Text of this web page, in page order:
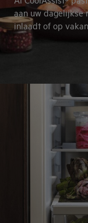
aan uw dagelijkse
inlaadt of op